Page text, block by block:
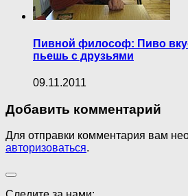
Пивной философ: Пиво
пьешь с друзьями
09.11.2011
Добавить комментарий
Для отправки комментария вам
авторизоваться.